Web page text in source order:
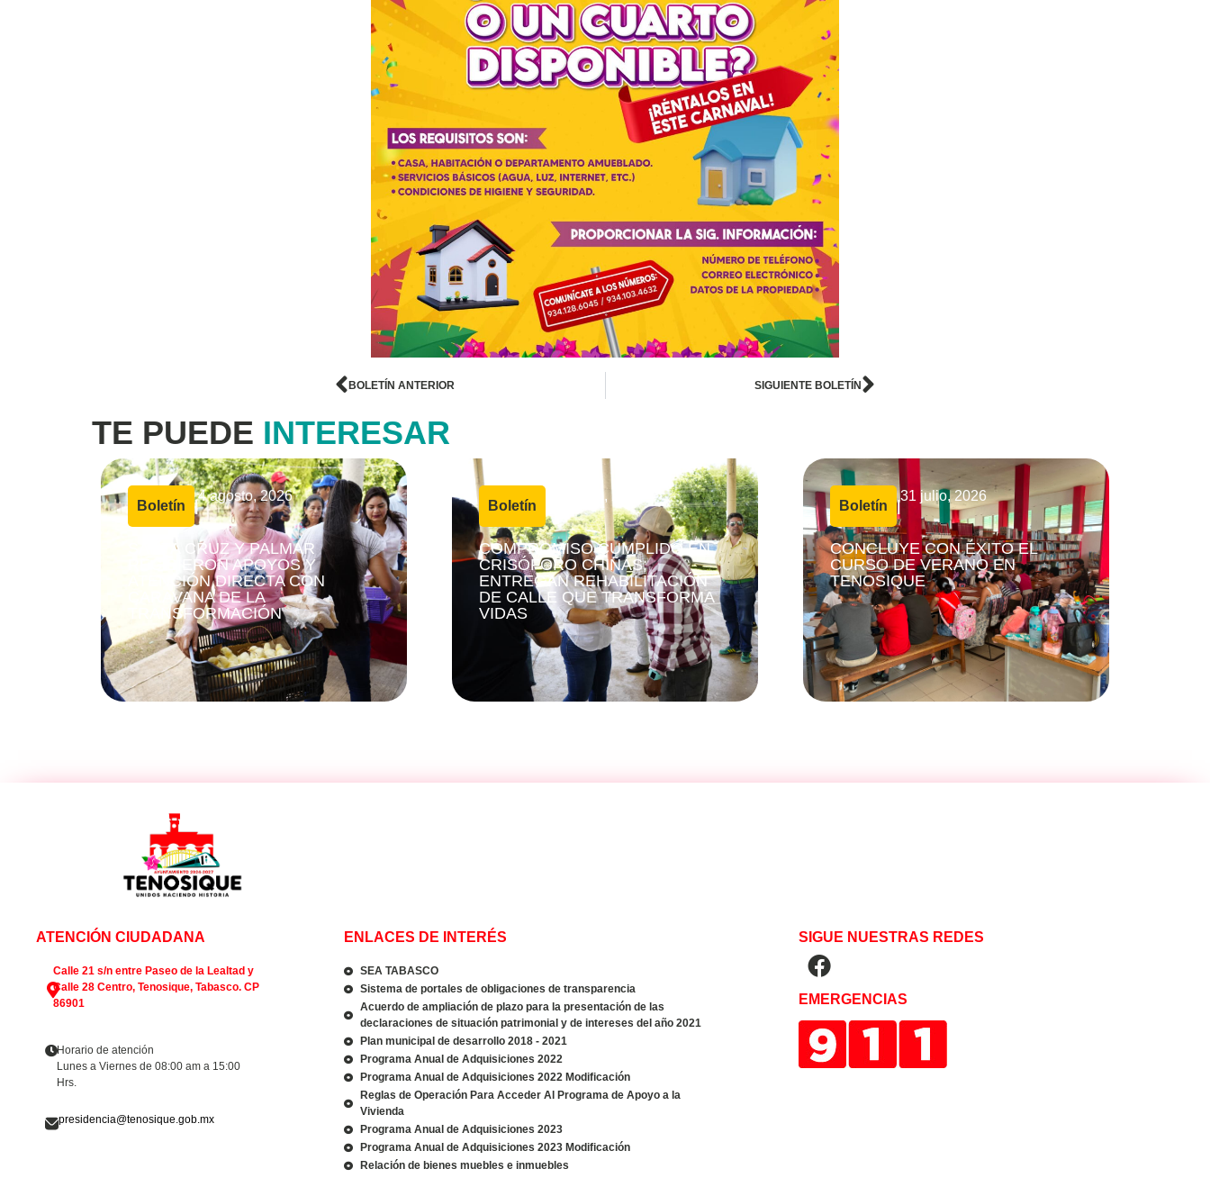
BOLETÍN ANTERIOR SIGUIENTE BOLETÍN
TE PUEDE INTERESAR
Boletín |
4 agosto, 2026
SANTA CRUZ Y PALMAR
RECIBIERON APOYOS Y
ATENCIÓN DIRECTA CON
CARAVANA DE LA
TRANSFORMACIÓN
Boletín
4 agosto, 2026
COMPROMISO CUMPLIDO EN
CRISÓFORO CHIÑAS;
ENTREGAN REHABILITACIÓN
DE CALLE QUE TRANSFORMA
VIDAS
Boletín |
31 julio, 2026
CONCLUYE CON ÉXITO EL
CURSO DE VERANO EN
TENOSIQUE
ATENCIÓN CIUDADANA
Calle 21 s/n entre Paseo de la Lealtad y
Calle 28 Centro, Tenosique, Tabasco. CP
86901
Horario de atención
Lunes a Viernes de 08:00 am a 15:00
Hrs.
presidencia@tenosique.gob.mx
ENLACES DE INTERÉS
SEA TABASCO
Sistema de portales de obligaciones de transparencia
Acuerdo de ampliación de plazo para la presentación de las
declaraciones de situación patrimonial y de intereses del año 2021
Plan municipal de desarrollo 2018 - 2021
Programa Anual de Adquisiciones 2022
Programa Anual de Adquisiciones 2022 Modificación
Reglas de Operación Para Acceder Al Programa de Apoyo a la
Vivienda
Programa Anual de Adquisiciones 2023
Programa Anual de Adquisiciones 2023 Modificación
Relación de bienes muebles e inmuebles
SIGUE NUESTRAS REDES
EMERGENCIAS